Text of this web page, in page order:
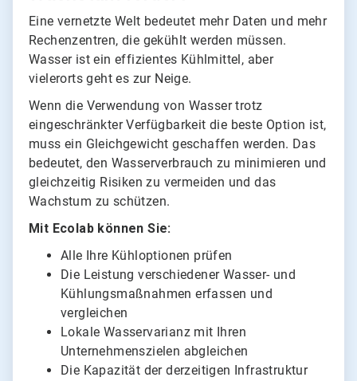
Eine vernetzte Welt bedeutet mehr Daten und mehr
Rechenzentren, die gekühlt werden müssen.
Wasser ist ein effizientes Kühlmittel, aber
vielerorts geht es zur Neige.
Wenn die Verwendung von Wasser trotz
eingeschränkter Verfügbarkeit die beste Option ist,
muss ein Gleichgewicht geschaffen werden. Das
bedeutet, den Wasserverbrauch zu minimieren und
gleichzeitig Risiken zu vermeiden und das
Wachstum zu schützen.
Mit Ecolab können Sie:
Alle Ihre Kühloptionen prüfen
Die Leistung verschiedener Wasser- und
Kühlungsmaßnahmen erfassen und
vergleichen
Lokale Wasservarianz mit Ihren
Unternehmenszielen abgleichen
Die Kapazität der derzeitigen Infrastruktur